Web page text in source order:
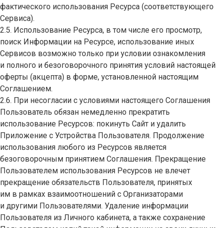
фактического использования Ресурса (соответствующего
Сервиса).
2.5. Использование Ресурса, в том числе его просмотр,
поиск Информации на Ресурсе, использование иных
Сервисов возможно только при условии ознакомления
и полного и безоговорочного принятия условий настоящей
оферты (акцепта) в форме, установленной настоящим
Соглашением.
2.6. При несогласии с условиями настоящего Соглашения
Пользователь обязан немедленно прекратить
использование Ресурсов: покинуть Сайт и удалить
Приложение с Устройства Пользователя. Продолжение
использования любого из Ресурсов является
безоговорочным принятием Соглашения. Прекращение
Пользователем использования Ресурсов не влечет
прекращение обязательств Пользователя, принятых
им в рамках взаимоотношений с Организаторами
и другими Пользователями. Удаление информации
Пользователя из Личного кабинета, а также сохранение